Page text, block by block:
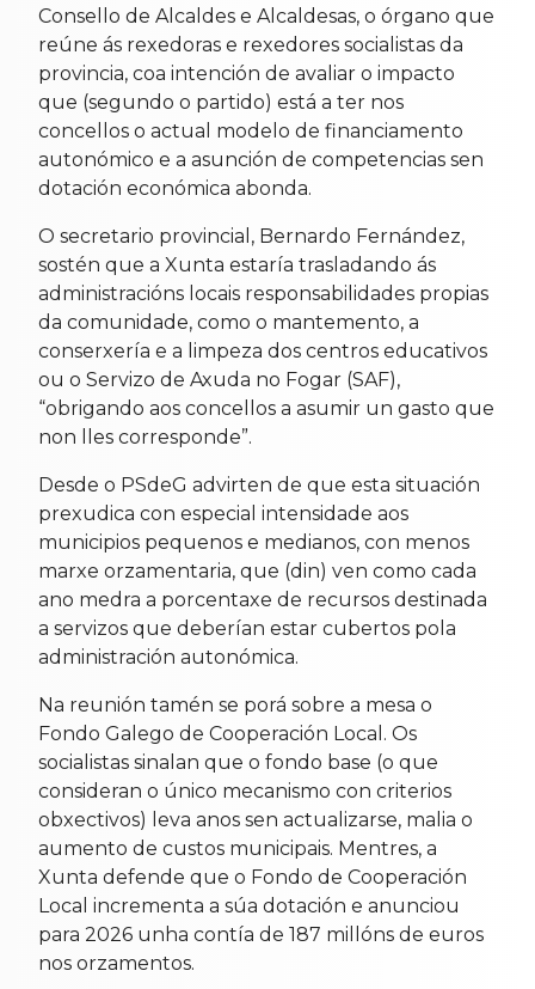
Consello de Alcaldes e Alcaldesas, o órgano que
reúne ás rexedoras e rexedores socialistas da
provincia, coa intención de avaliar o impacto
que (segundo o partido) está a ter nos
concellos o actual modelo de financiamento
autonómico e a asunción de competencias sen
dotación económica abonda.
O secretario provincial, Bernardo Fernández,
sostén que a Xunta estaría trasladando ás
administracións locais responsabilidades propias
da comunidade, como o mantemento, a
conserxería e a limpeza dos centros educativos
ou o Servizo de Axuda no Fogar (SAF),
“obrigando aos concellos a asumir un gasto que
non lles corresponde”.
Desde o PSdeG advirten de que esta situación
prexudica con especial intensidade aos
municipios pequenos e medianos, con menos
marxe orzamentaria, que (din) ven como cada
ano medra a porcentaxe de recursos destinada
a servizos que deberían estar cubertos pola
administración autonómica.
Na reunión tamén se porá sobre a mesa o
Fondo Galego de Cooperación Local. Os
socialistas sinalan que o fondo base (o que
consideran o único mecanismo con criterios
obxectivos) leva anos sen actualizarse, malia o
aumento de custos municipais. Mentres, a
Xunta defende que o Fondo de Cooperación
Local incrementa a súa dotación e anunciou
para 2026 unha contía de 187 millóns de euros
nos orzamentos.